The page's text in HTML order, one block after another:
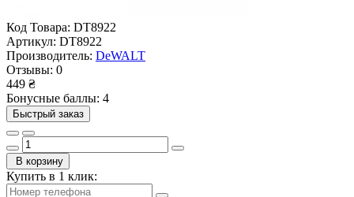
Код Товара: DT8922
Артикул: DT8922
Производитель: DeWALT
Отзывы: 0
449 ₴
Бонусные баллы: 4
Быстрый заказ
В корзину
Купить в 1 клик: